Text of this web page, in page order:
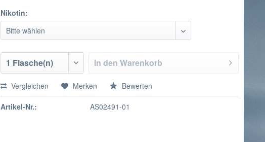
Nikotin:
In den Warenkorb
Vergleichen Merken Bewerten
Artikel-Nr.: AS02491-01